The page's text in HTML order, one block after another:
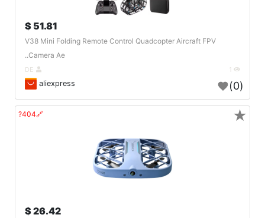
51.81 $
V38 Mini Folding Remote Control Quadcopter Aircraft FPV
Camera Ae..
aliexpress (0)
🔗404?
26.42 $
★